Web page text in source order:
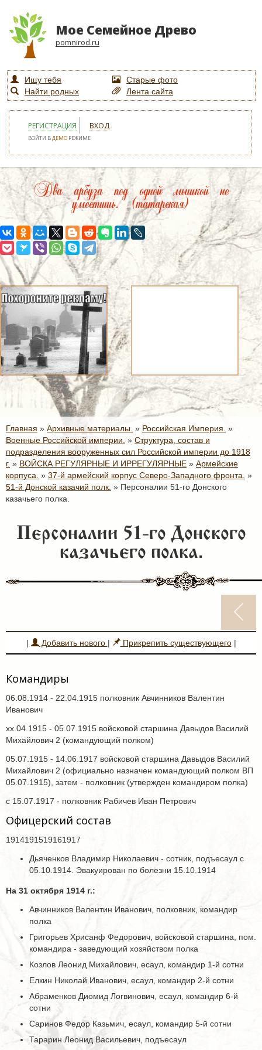
Мое Семейное Древо
pomnirod.ru
Ищу тебя
Старые фото
Найти родных
Лента сайта
РЕГИСТРАЦИЯ ВХОД
ВОЙТИ ВДЕМО РЕЖИМЕ
Два арбуза под одной мышкой не
уместишь. (татарская)
Главная » Архивные материалы. » Российская Империя. »
Военные Российской империи. » Структура, состав и
подразделения вооруженных сил Российской империи до 1918
г. » ВОЙСКА РЕГУЛЯРНЫЕ И ИРРЕГУЛЯРНЫЕ » Армейские
корпуса. » 37-й армейский корпус Северо-Западного фронта. »
51-й Донской казачий полк. » Персоналии 51-го Донского
казачьего полка.
Персоналии 51-го Донского
казачьего полка.
| Добавить нового | Прикрепить существующего|
Командиры
06.08.1914 - 22.04.1915 полковник Авчинников Валентин
Иванович
хх.04.1915 - 05.07.1915 войсковой старшина Давыдов Василий
Михайлович 2 (командующий полком)
05.07.1915 - 14.06.1917 войсковой старшина Давыдов Василий
Михайлович 2 (официально назначен командующий полком ВП
05.07.1915), затем - полковник (утвержден командиром полка)
с 15.07.1917 - полковник Рабичев Иван Петрович
Офицерский состав
1914191519161917
Дьяченков Владимир Николаевич - сотник, подъесаул с
05.10.1914. Эвакуирован по болезни 15.10.1914
На 31 октября 1914 г.:
Авчинников Валентин Иванович, полковник, командир
полка
Григорьев Хрисанф Федорович, войсковой старшина, пом.
командира - заведующий хозяйством полка
Козлов Леонид Михайлович, есаул, командир 1-й сотни
Елкин Николай Иванович, есаул, командир 2-й сотни
Абраменков Диомид Логвинович, есаул, командир 6-й
сотни
Саринов Федор Казьмич, есаул, командир 5-й сотни
Тарарин Леонид Васильевич, подъесаул